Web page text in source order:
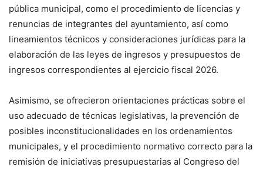
pública municipal, como el procedimiento de licencias y
renuncias de integrantes del ayuntamiento, así como
lineamientos técnicos y consideraciones jurídicas para la
elaboración de las leyes de ingresos y presupuestos de
ingresos correspondientes al ejercicio fiscal 2026.
Asimismo, se ofrecieron orientaciones prácticas sobre el
uso adecuado de técnicas legislativas, la prevención de
posibles inconstitucionalidades en los ordenamientos
municipales, y el procedimiento normativo correcto para la
remisión de iniciativas presupuestarias al Congreso del